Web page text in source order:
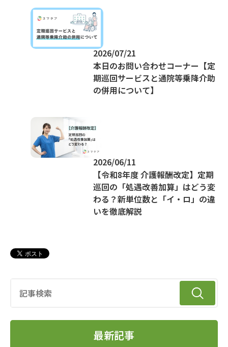
2026/07/21
本日のお問い合わせコーナー【定
期巡回サービスと通院等乗降介助
の併用について】
2026/06/11
【令和8年度 介護報酬改定】定期
巡回の「処遇改善加算」はどう変
わる？新単位数と「イ・ロ」の違
いを徹底解説
最新記事